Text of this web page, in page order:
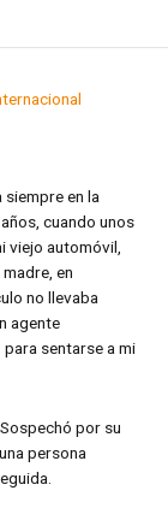
en la
cuando unos
viejo automóvil,
en
no llevaba
agente
sentarse a mi
por su
persona